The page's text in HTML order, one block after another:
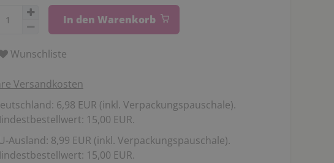
In den Warenkorb
Wunschliste
Versandkosten
6,98 EUR (inkl. Verpackungspauschale).
15,00 EUR.
Ausland: 8,99 EUR (inkl. Verpackungspauschale).
15,00 EUR.